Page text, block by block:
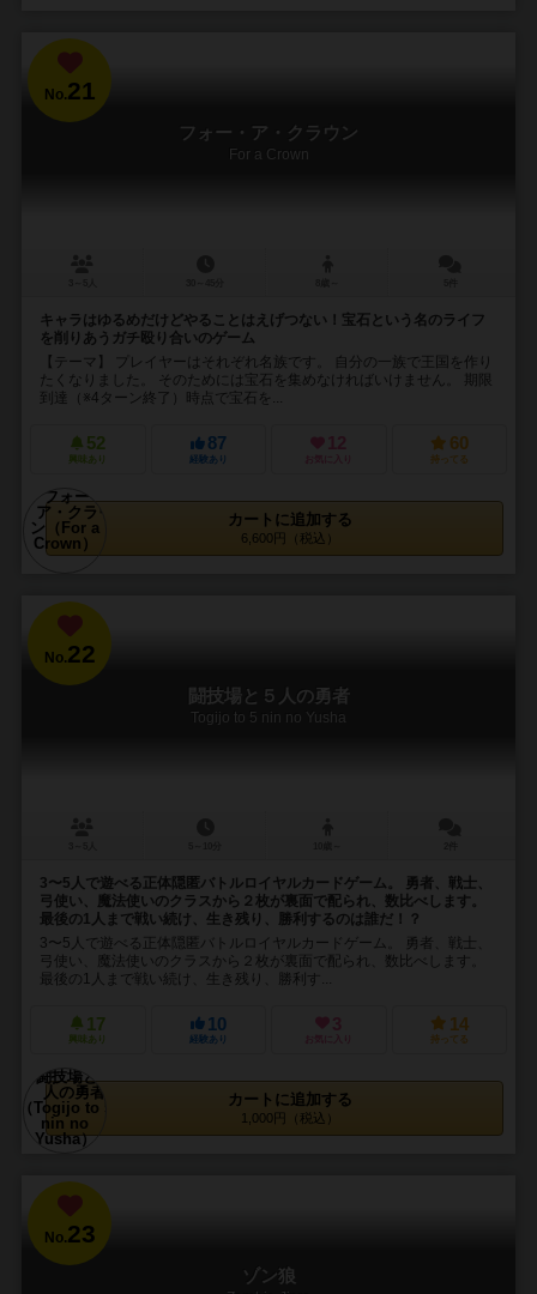
No.21
フォー・ア・クラウン
For a Crown
キャラはゆるめだけどやることはえげつない！宝石という名のライフ
を削りあうガチ殴り合いのゲーム
【テーマ】 プレイヤーはそれぞれ名族です。 自分の一族で王国を作り
たくなりました。 そのためには宝石を集めなければいけません。 期限
到達（※4ターン終了）時点で宝石を...
52
興味あり
87
経験あり
12
お気に入り
60
持ってる
カートに追加する
6,600円（税込）
No.22
闘技場と５人の勇者
Togijo to 5 nin no Yusha
3〜5人で遊べる正体隠匿バトルロイヤルカードゲーム。 勇者、戦士、
弓使い、魔法使いのクラスから２枚が裏面で配られ、数比べします。
最後の1人まで戦い続け、生き残り、勝利するのは誰だ！？
3〜5人で遊べる正体隠匿バトルロイヤルカードゲーム。 勇者、戦士、
弓使い、魔法使いのクラスから２枚が裏面で配られ、数比べします。
最後の1人まで戦い続け、生き残り、勝利す...
17
興味あり
10
経験あり
3
お気に入り
14
持ってる
カートに追加する
1,000円（税込）
No.23
ゾン狼